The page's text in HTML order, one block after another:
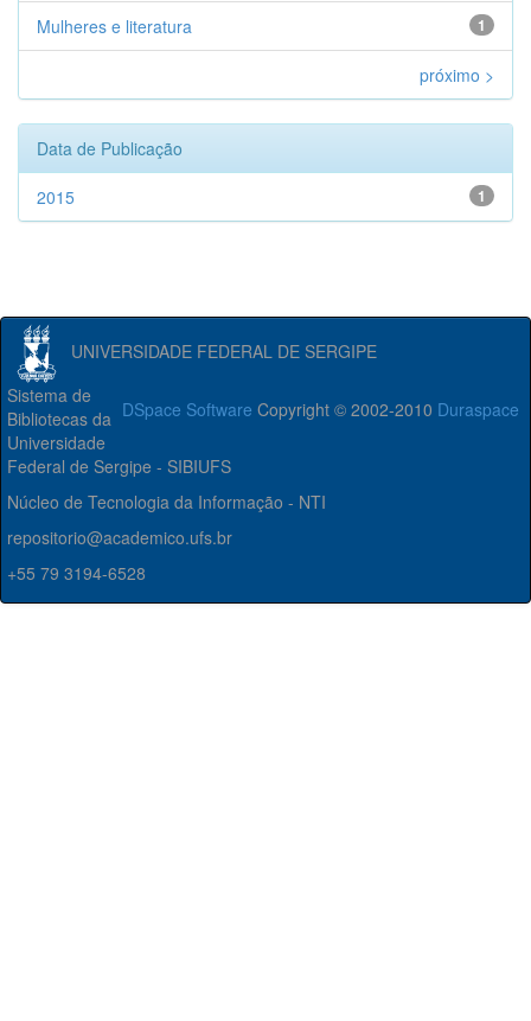
1
Mulheres e literatura
próximo >
Data de Publicação
1
2015
UNIVERSIDADE FEDERAL DE SERGIPE
DSpace Software Copyright © 2002-2010 Duraspace
Sistema de
Bibliotecas da
Universidade
Federal de Sergipe - SIBIUFS
Núcleo de Tecnologia da Informação - NTI
repositorio@academico.ufs.br
+55 79 3194-6528